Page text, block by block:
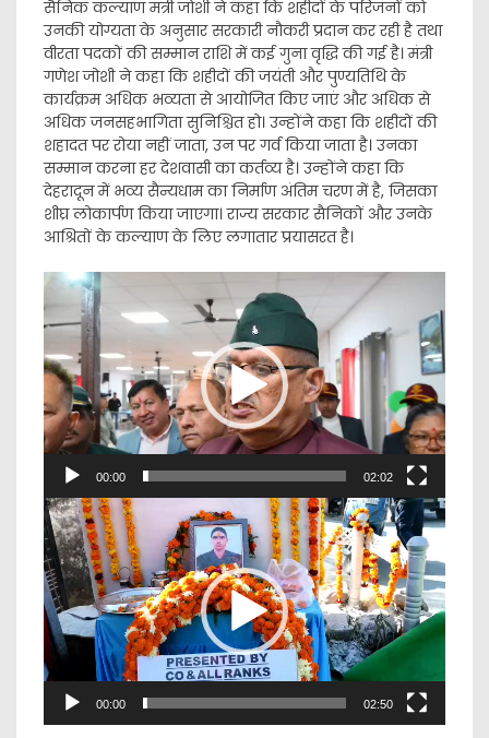
सैनिक कल्याण मंत्री जोशी ने कहा कि शहीदों के परिजनों को
उनकी योग्यता के अनुसार सरकारी नौकरी प्रदान कर रही है तथा
वीरता पदकों की सम्मान राशि में कई गुना वृद्धि की गई है। मंत्री
गणेश जोशी ने कहा कि शहीदों की जयंती और पुण्यतिथि के
कार्यक्रम अधिक भव्यता से आयोजित किए जाएं और अधिक से
अधिक जनसहभागिता सुनिश्चित हो। उन्होंने कहा कि शहीदों की
शहादत पर रोया नहीं जाता, उन पर गर्व किया जाता है। उनका
सम्मान करना हर देशवासी का कर्तव्य है। उन्होंने कहा कि
देहरादून में भव्य सैन्यधाम का निर्माण अंतिम चरण में है, जिसका
शीघ्र लोकार्पण किया जाएगा। राज्य सरकार सैनिकों और उनके
आश्रितों के कल्याण के लिए लगातार प्रयासरत है।
Video
Player
00:00 02:02
Video
Player
00:00 02:50